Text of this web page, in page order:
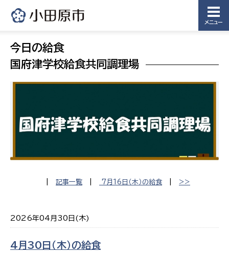
メニュー
今日の給食
国府津学校給食共同調理場
記事一覧 7月16日（木）の給食 >>
2026年04月30日(木)
4月30日（木）の給食